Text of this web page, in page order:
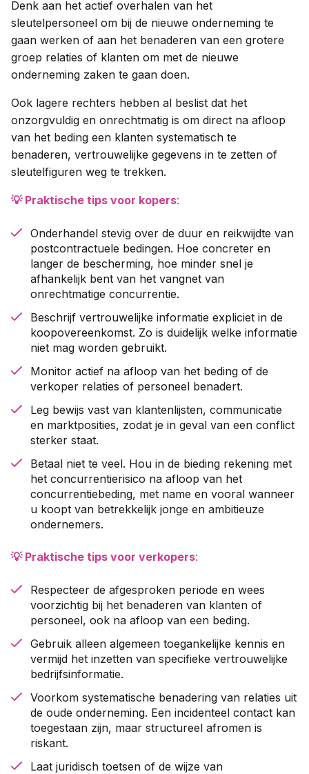
Denk aan het actief overhalen van het
sleutelpersoneel om bij de nieuwe onderneming te
gaan werken of aan het benaderen van een grotere
groep relaties of klanten om met de nieuwe
onderneming zaken te gaan doen.
Ook lagere rechters hebben al beslist dat het
onzorgvuldig en onrechtmatig is om direct na afloop
van het beding een klanten systematisch te
benaderen, vertrouwelijke gegevens in te zetten of
sleutelfiguren weg te trekken.
💡 Praktische tips voor kopers:
Onderhandel stevig over de duur en reikwijdte van
postcontractuele bedingen. Hoe concreter en
langer de bescherming, hoe minder snel je
afhankelijk bent van het vangnet van
onrechtmatige concurrentie.
Beschrijf vertrouwelijke informatie expliciet in de
koopovereenkomst. Zo is duidelijk welke informatie
niet mag worden gebruikt.
Monitor actief na afloop van het beding of de
verkoper relaties of personeel benadert.
Leg bewijs vast van klantenlijsten, communicatie
en marktposities, zodat je in geval van een conflict
sterker staat.
Betaal niet te veel. Hou in de bieding rekening met
het concurrentierisico na afloop van het
concurrentiebeding, met name en vooral wanneer
u koopt van betrekkelijk jonge en ambitieuze
ondernemers.
💡 Praktische tips voor verkopers:
Respecteer de afgesproken periode en wees
voorzichtig bij het benaderen van klanten of
personeel, ook na afloop van een beding.
Gebruik alleen algemeen toegankelijke kennis en
vermijd het inzetten van specifieke vertrouwelijke
bedrijfsinformatie.
Voorkom systematische benadering van relaties uit
de oude onderneming. Een incidenteel contact kan
toegestaan zijn, maar structureel afromen is
riskant.
Laat juridisch toetsen of de wijze van